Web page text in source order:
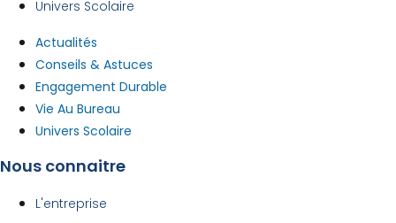
Univers Scolaire
Actualités
Conseils & Astuces
Engagement Durable
Vie Au Bureau
Univers Scolaire
Nous connaitre
L'entreprise